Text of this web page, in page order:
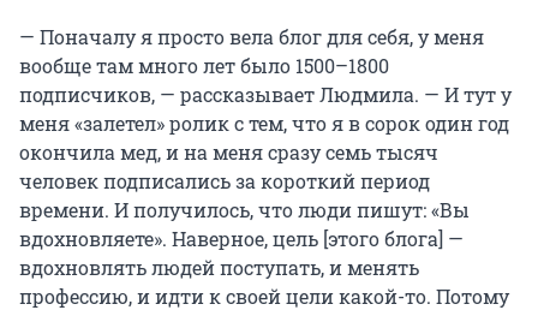
— Поначалу я просто вела блог для себя, у меня
вообще там много лет было 1500–1800
подписчиков, — рассказывает Людмила. — И тут у
меня «залетел» ролик с тем, что я в сорок один год
окончила мед, и на меня сразу семь тысяч
человек подписались за короткий период
времени. И получилось, что люди пишут: «Вы
вдохновляете». Наверное, цель [этого блога] —
вдохновлять людей поступать, и менять
профессию, и идти к своей цели какой-то. Потому